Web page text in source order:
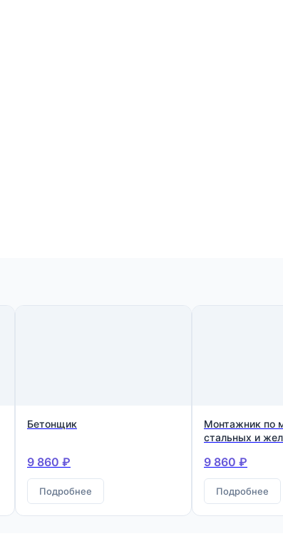
Бетонщик
9 860 ₽
Подробнее
Монтажник по
стальных и
9 860 ₽
Подробнее